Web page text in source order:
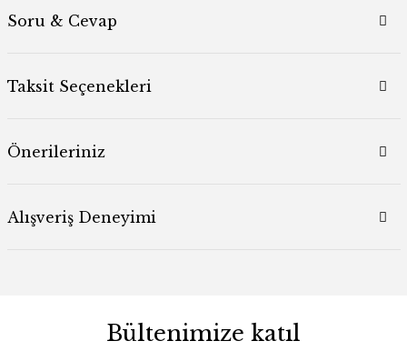
Soru & Cevap
Taksit Seçenekleri
Önerileriniz
Alışveriş Deneyimi
Bültenimize katıl